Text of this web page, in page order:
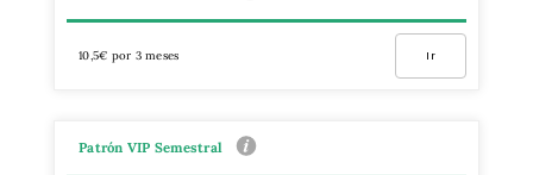
10,5€ por 3 meses Ir
Patrón VIP Semestral